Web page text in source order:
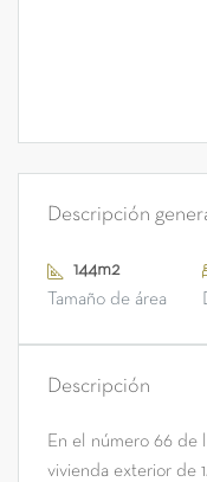
Descripción
144m2
Tamaño de área
Descripción
En el número 66 de
vivienda exterior de